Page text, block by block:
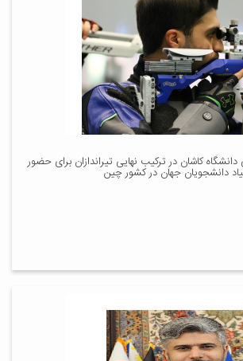
کاشان در ترکیب نهایی تیراندازان برای حضور
دانشجویان جهان در کشور چین